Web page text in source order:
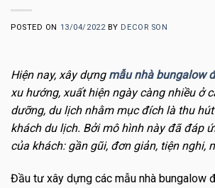
POSTED ON 13/04/2022BY DECOR SON
Hiện nay, xây dựng mẫu nhà bungalow
xu hướng, xuất hiện ngày càng nhiều ở
dưỡng, du lịch nhằm mục đích là thu
khách du lịch. Bởi mô hình này đã đáp
của khách: gần gũi, đơn giản, tiện nghi,
Đầu tư xây dựng các mẫu nhà bungalow